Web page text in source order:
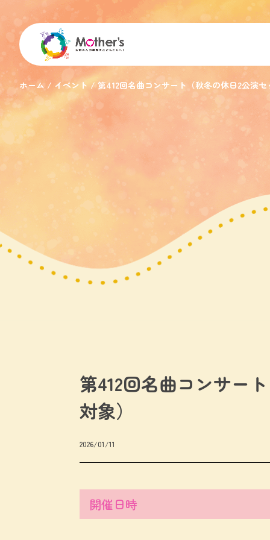
ホーム イベント 第412回名曲コンサート（秋冬の休日2公演
第412回名曲コンサー
対象）
2026/01/11
開催日時